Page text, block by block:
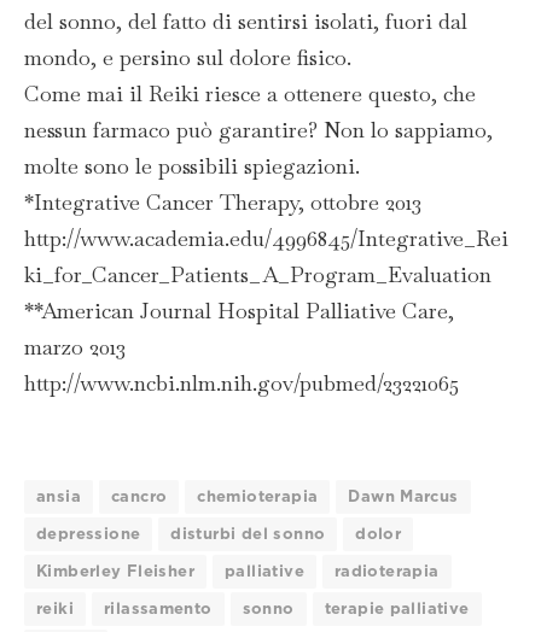
del sonno, del fatto di sentirsi isolati, fuori dal
mondo, e persino sul dolore fisico.
Come mai il Reiki riesce a ottenere questo, che
nessun farmaco può garantire? Non lo sappiamo,
molte sono le possibili spiegazioni.
*Integrative Cancer Therapy, ottobre 2013
http://www.academia.edu/4996845/Integrative_Rei
ki_for_Cancer_Patients_A_Program_Evaluation
**American Journal Hospital Palliative Care,
marzo 2013
http://www.ncbi.nlm.nih.gov/pubmed/23221065
ansia cancro chemioterapia Dawn Marcus
depressione disturbi del sonno dolor
Kimberley Fleisher palliative radioterapia
reiki rilassamento sonno terapie palliative